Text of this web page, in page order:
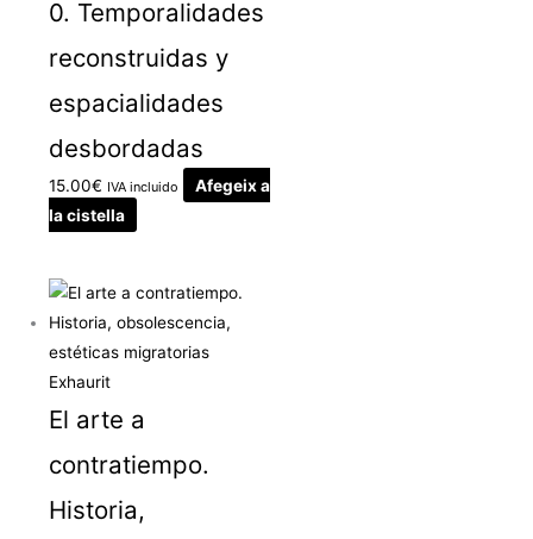
0. Temporalidades
reconstruidas y
espacialidades
desbordadas
15.00€ IVA incluido
Afegeix a
la cistella
Exhaurit
El arte a
contratiempo.
Historia,